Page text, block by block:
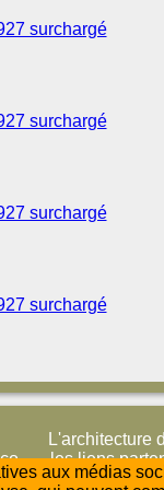
surchargé
surchargé
surchargé
surchargé
L'architecture
les liens
liens par
aux médias